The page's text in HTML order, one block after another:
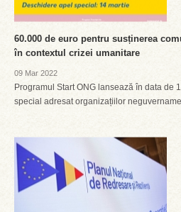
60.000 de euro pentru susținerea
în contextul crizei umanitare
09 Mar 2022
Programul Start ONG lansează în data de
special adresat organizațiilor